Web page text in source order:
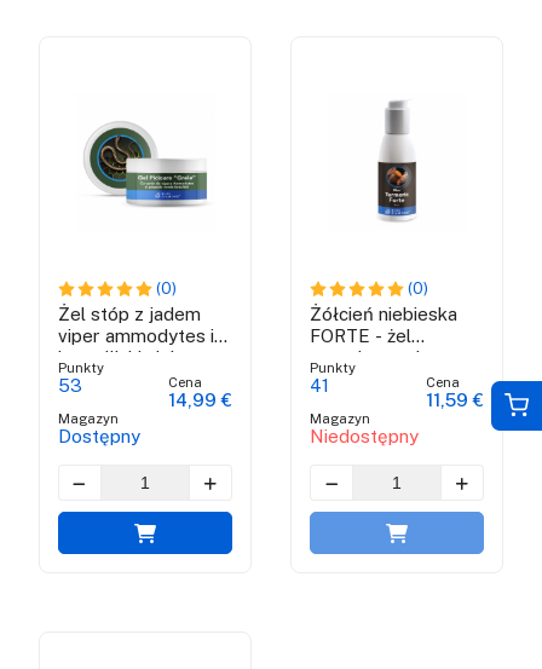
(0)
Żel stóp z jadem
viper ammodytes i
brazylijski zielony
propolis
Punkty
53
Magazyn
Dostępny
Cena
14,99 €
(0)
Żółcień niebieska
FORTE - żel
przeciwzapalny
Punkty
41
Magazyn
Niedostępny
Cena
11,59 €